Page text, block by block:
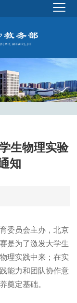
生物理实验
知
委员会主办，北京
是为了激发大学生
理实践中来；在实
能力和团队协作意
奠定基础。